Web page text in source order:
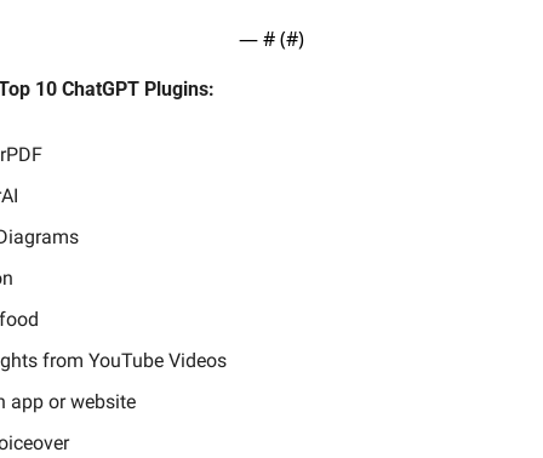
— # (#)
10 ChatGPT Plugins:
from YouTube Videos
app or website